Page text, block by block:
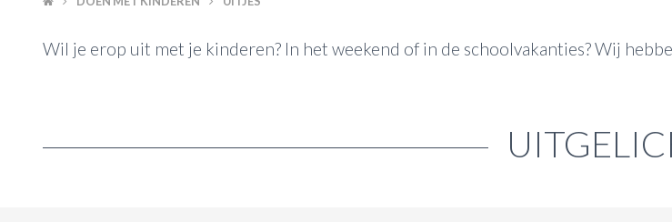
Wil je erop uit met je kinderen? In het weekend of in de schoolvakanties? Wij